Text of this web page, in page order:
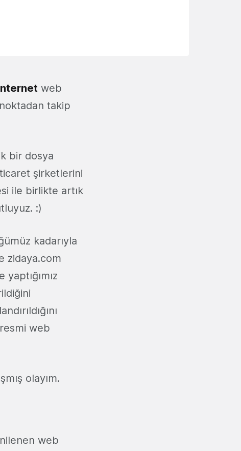
web
takip
bir dosya
şirketlerini
ile birlikte artık
:)
kadarıyla
zidaya.com
web
olayım.
web